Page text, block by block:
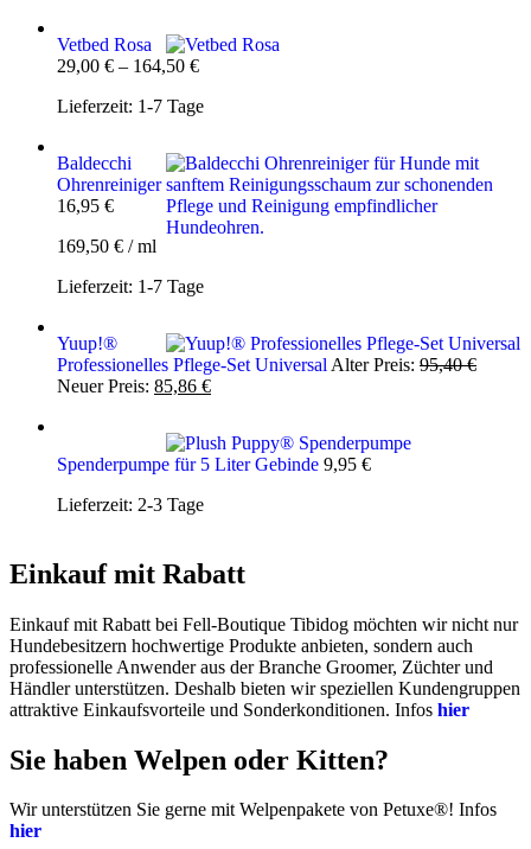
Vetbed Rosa
29,00 € – 164,50 €
Lieferzeit: 1-7 Tage
Baldecchi
Ohrenreiniger
16,95 €
169,50 € /ml
Lieferzeit: 1-7 Tage
Yuup!®
Professionelles Pflege-Set Universal Alter Preis: 95,40€
Neuer Preis: 85,86 €Aktueller
85,86 €.
Spenderpumpe für 5 Liter Gebinde 9,95 €
Lieferzeit: 2-3 Tage
Einkauf mit Rabatt
Einkauf mit Rabatt bei Fell-Boutique Tibidog möchten wir nicht nur
Hundebesitzern hochwertige Produkte anbieten, sondern auch
professionelle Anwender aus der Branche Groomer, Züchter und
Händler unterstützen. Deshalb bieten wir speziellen Kundengruppen
attraktive Einkaufsvorteile und Sonderkonditionen. Infos hier
Sie haben Welpen oder Kitten?
Wir unterstützen Sie gerne mit Welpenpakete von Petuxe®! Infos
hier